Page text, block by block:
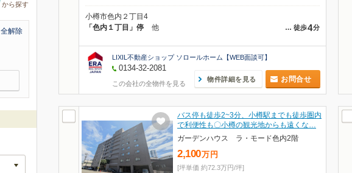
から探す
全解除
小樽市色内２丁目4
… 徒歩4分
「色内１丁目」停 他
LIXIL不動産ショップ ソロールホーム【WEB面談可】
0134-32-2081
この会社の全物件を見る
物件詳細を見る お問合せ
バス停も徒歩2~3分、小樽駅までも徒歩圏内
で利便性も〇小樽の観光地からも遠くな…
ガーデンハウス ラ・モード色内2階
2,100万 円
[坪単価 約72.3万円/坪]